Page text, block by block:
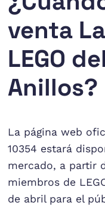
venta
LEGO
Anillos?
La página web
10354 estará
mercado, a partir
miembros de
de abril para el